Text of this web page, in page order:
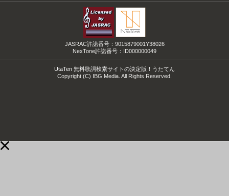
JASRAC許諾番号：9015879001Y38026
NexTone許諾番号：ID000000049
UtaTen 無料歌詞検索サイトの決定版！うたてん
Copyright (C) IBG Media. All Rights Reserved.